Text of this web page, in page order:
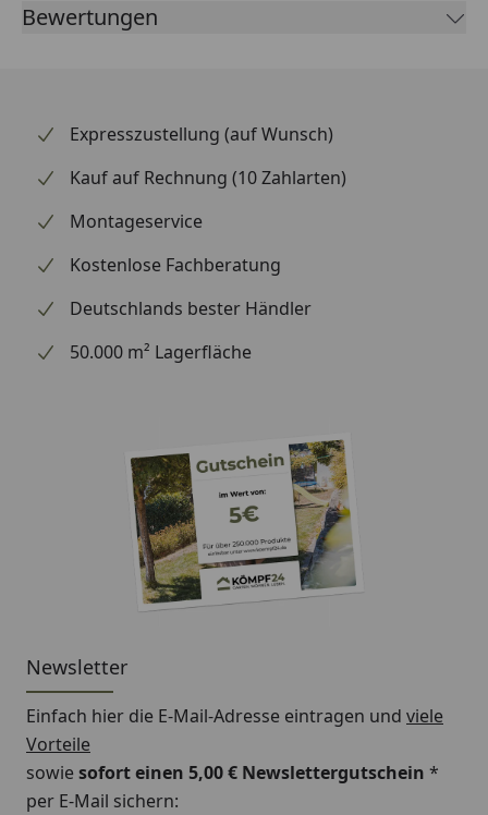
– perfekt für Werkstattprofis und anspruchsvolle
Bewertungen
Expresszustellung (auf Wunsch)
Kauf auf Rechnung (10 Zahlarten)
Montageservice
Kostenlose Fachberatung
Deutschlands bester Händler
50.000 m² Lagerfläche
Newsletter
Einfach hier die E-Mail-Adresse eintragen und viele
Vorteile
sowiesofort einen 5,00 € Newslettergutschein *
per E-Mail sichern: